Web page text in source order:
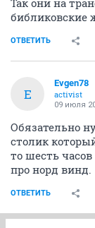
Так они на
библиковские
ОТВЕТИТЬ
E
Evgen78
activist
09 июля
Обязательно
столик
то шесть
про норд винд.
ОТВЕТИТЬ